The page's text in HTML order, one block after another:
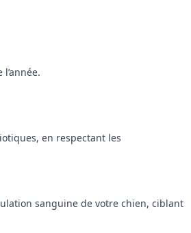
en respectant les
sanguine de votre chien, ciblant